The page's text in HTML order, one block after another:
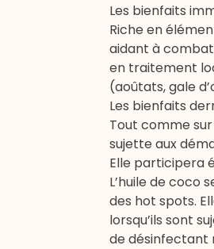
Les bienfaits
Riche en
aidant à
en traitement
(aoûtats, gale
Les bienfaits
Tout comme
sujette aux
Elle participera
L’huile de
des hot spots.
lorsqu’ils sont
de désinfectant